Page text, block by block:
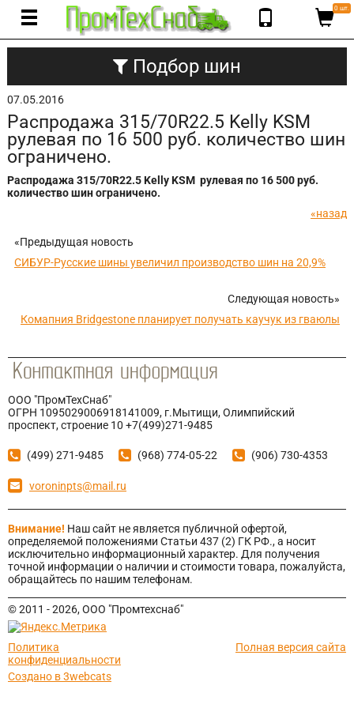
0 шт.
Подбор шин
07.05.2016
Распродажа 315/70R22.5 Kelly KSM
рулевая по 16 500 руб. количество шин
ограничено.
Распродажа 315/70R22.5 Kelly KSM рулевая по 16 500 руб.
количество шин ограничено.
«назад
«Предыдущая новость
СИБУР-Русские шины увеличил производство шин на 20,9%
Следующая новость»
Комапния Bridgestone планирует получать каучук из гваюлы
ООО "ПромТехСнаб"
ОГРН 1095029006918141009, г.Мытищи, Олимпийский
проспект, строение 10 +7(499)271-9485
(499) 271-9485 (968) 774-05-22 (906) 730-4353
voroninpts@mail.ru
Внимание! Наш сайт не является публичной офертой,
определяемой положениями Статьи 437 (2) ГК РФ., а носит
исключительно информационный характер. Для получения
точной информации о наличии и стоимости товара, пожалуйста,
обращайтесь по нашим телефонам.
© 2011 - 2026, ООО "Промтехснаб"
Политика
конфиденциальности
Cоздано в 3webcats
Полная версия сайта